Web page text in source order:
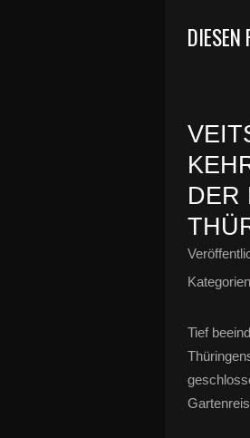
DIESEN
DER
Tief